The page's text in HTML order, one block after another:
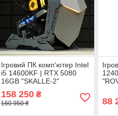
Ігровий ПК комп'ютер Intel
i5 14600KF | RTX 5080
16GB "SKALLE-2"
158 250₴
160 950 ₴ 88